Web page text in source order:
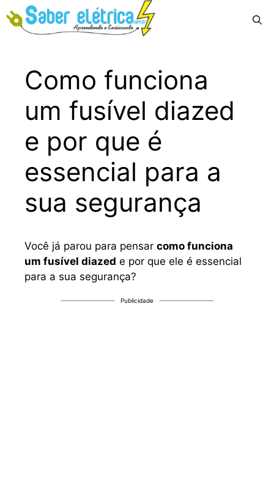
para
Como funciona
um fusível diazed
e por que é
essencial para a
sua segurança
Você já parou para pensar como funciona
um fusível diazed e por que ele é essencial
para a sua segurança?
Publicidade